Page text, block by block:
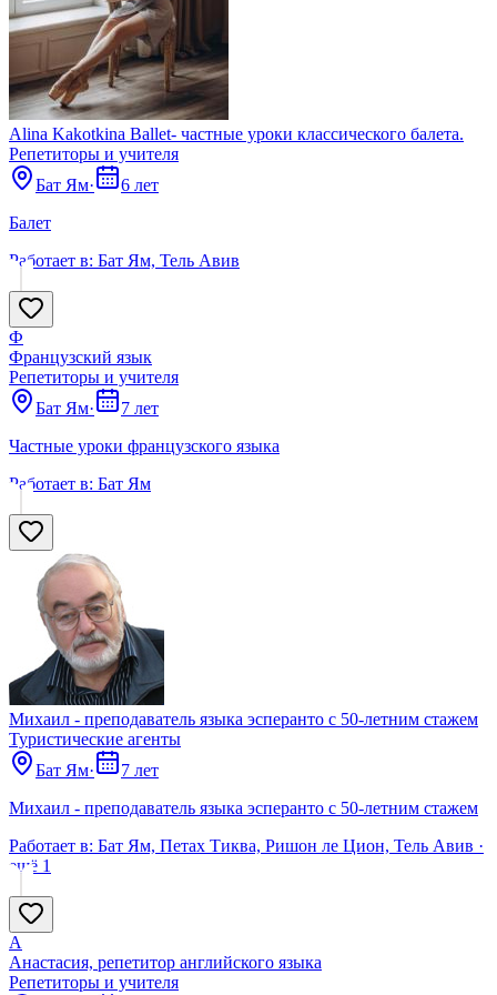
Alina Kakotkina Ballet- частные уроки классического балета.
Репетиторы и учителя
Бат Ям·
6 лет
Балет
Работает в: Бат Ям, Тель Авив
Ф
Французский язык
Репетиторы и учителя
Бат Ям·
7 лет
Частные уроки французского языка
Работает в: Бат Ям
Михаил - преподаватель языка эсперанто с 50-летним стажем
Туристические агенты
Бат Ям·
7 лет
Михаил - преподаватель языка эсперанто с 50-летним стажем
Работает в: Бат Ям, Петах Тиква, Ришон ле Цион, Тель Авив ·
ещё 1
А
Анастасия, репетитор английского языка
Репетиторы и учителя